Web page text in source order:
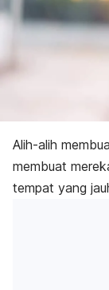
Alih-alih
membuat
tempat yang